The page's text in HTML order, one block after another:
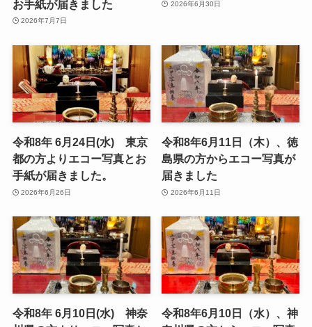
お手紙が届きました
2026年7月7日
2026年6月30日
令和8年 6月24日(水) 東京
都の方よりエコー写真とお
手紙が届きました。
2026年6月26日
令和8年6月11日（木）、徳
島県の方からエコー写真が
届きました
2026年6月11日
令和8年 6月10日(水) 神奈
令和8年6月10日（水）、神